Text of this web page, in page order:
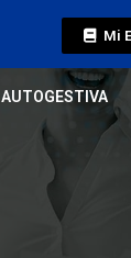
Mi
AUTOGESTIVA